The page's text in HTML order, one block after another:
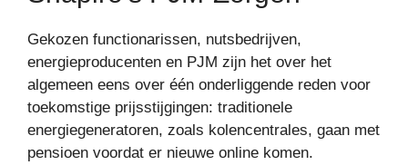
Gekozen functionarissen, nutsbedrijven,
energieproducenten en PJM zijn het over het
algemeen eens over één onderliggende reden voor
toekomstige prijsstijgingen: traditionele
energiegeneratoren, zoals kolencentrales, gaan met
pensioen voordat er nieuwe online komen.